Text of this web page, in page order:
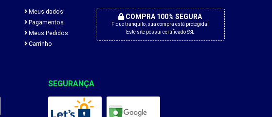
Meus dados
Pagamentos
Meus Pedidos
Carrinho
COMPRA 100% SEGURA
Fique tranquilo, sua compra está protegida!
Este site possui certificado SSL
SEGURANÇA